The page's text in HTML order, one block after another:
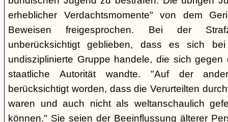
erheblicher Verdachtsmomente" von dem
Beweisen freigesprochen. Bei der
unberücksichtigt geblieben, dass es sich
undisziplinierte Gruppe handele, die sich
staatliche Autorität wandte. "Auf der
berücksichtigt worden, dass die Verurteilten
waren und auch nicht als weltanschaulich
können." Sie seien der Beeinflussung älterer